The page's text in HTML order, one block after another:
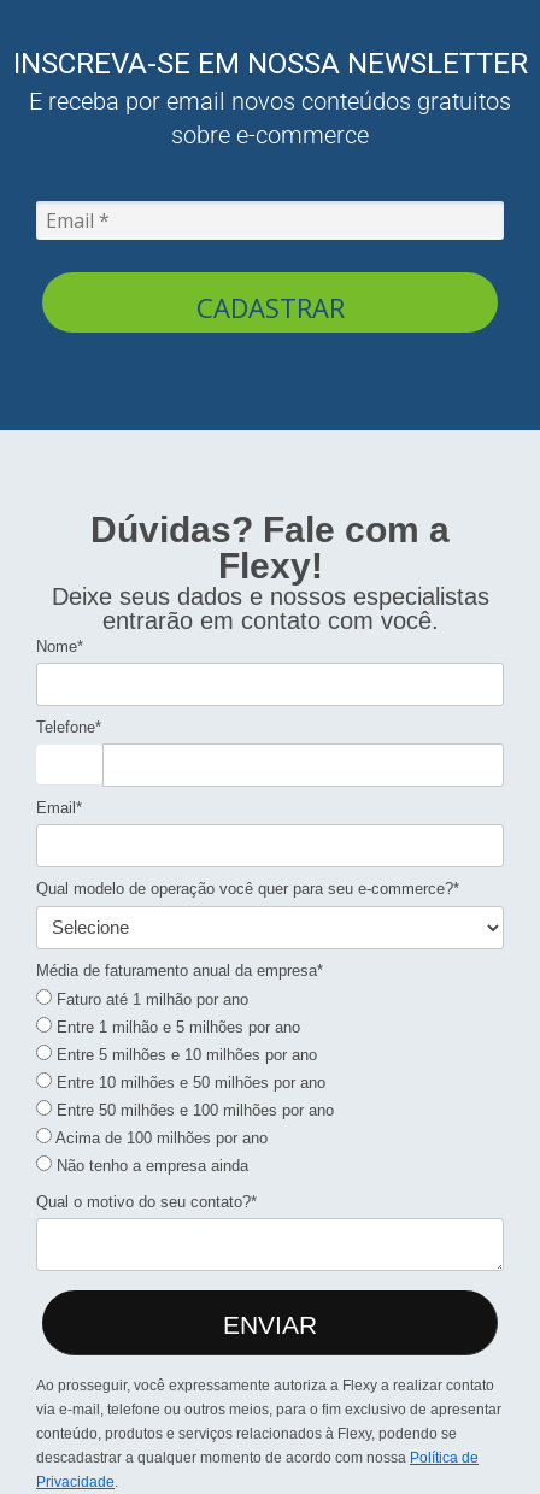
INSCREVA-SE EM NOSSA NEWSLETTER
E receba por email novos conteúdos gratuitos
sobre e-commerce
CADASTRAR
Dúvidas? Fale com a
Flexy!
Deixe seus dados e nossos especialistas
entrarão em contato com você.
Nome*
Telefone*
Email*
Qual modelo de operação você quer para seu e-commerce?*
Média de faturamento anual da empresa*
Faturo até 1 milhão por ano
Entre 1 milhão e 5 milhões por ano
Entre 5 milhões e 10 milhões por ano
Entre 10 milhões e 50 milhões por ano
Entre 50 milhões e 100 milhões por ano
Acima de 100 milhões por ano
Não tenho a empresa ainda
Qual o motivo do seu contato?*
ENVIAR
Ao prosseguir, você expressamente autoriza a Flexy a realizar contato
via e-mail, telefone ou outros meios, para o fim exclusivo de apresentar
conteúdo, produtos e serviços relacionados à Flexy, podendo se
descadastrar a qualquer momento de acordo com nossa Política de
Privacidade.